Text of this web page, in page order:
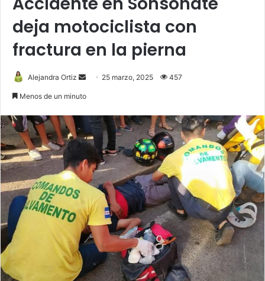
deja motociclista con
fractura en la pierna
Alejandra Ortiz
Send 25 marzo, 2025 457
Menos de un minuto